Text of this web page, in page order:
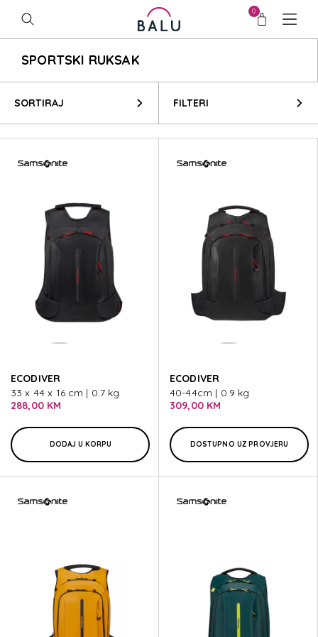
0
SPORTSKI RUKSAK
SORTIRAJ FILTERI
ECODIVER
33 x 44 x 16 cm | 0.7 kg
288,00 KM
DODAJ U KORPU
ECODIVER
40-44cm | 0.9 kg
309,00 KM
DOSTUPNO UZ PROVJERU